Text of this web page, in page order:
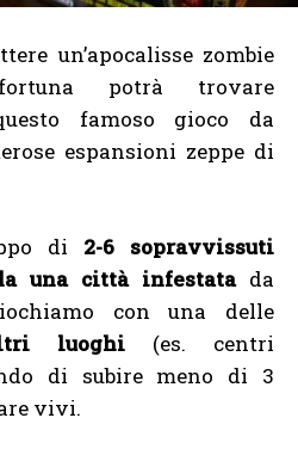
un’apocalisse zombie
potrà trovare
famoso gioco da
espansioni zeppe di
di 2-6 sopravvissuti
una città infestatada
con una delle
luoghi (es. centri
di subire meno di 3
vivi.